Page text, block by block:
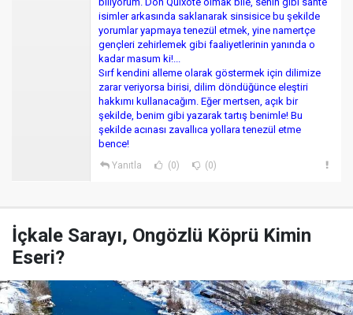
isimler arkasında saklanarak sinsisice bu şekilde
yorumlar yapmaya tenezül etmek, yine namertçe
gençleri zehirlemek gibi faaliyetlerinin yanında o
kadar masum ki!...
Sırf kendini alleme olarak göstermek için dilimize
zarar veriyorsa birisi, dilim döndüğünce eleştiri
hakkımı kullanacağım. Eğer mertsen, açık bir
şekilde, benim gibi yazarak tartış benimle! Bu
şekilde acınası zavallıca yollara tenezül etme
bence!
Yanıtla (0) (0)
İçkale Sarayı, Ongözlü Köprü Kimin
Eseri?